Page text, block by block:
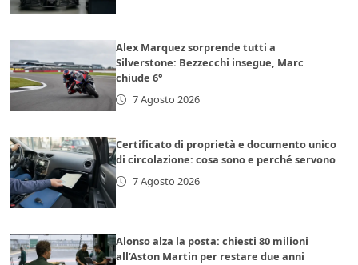
Alex Marquez sorprende tutti a
Silverstone: Bezzecchi insegue, Marc
chiude 6°
7 Agosto 2026
Certificato di proprietà e documento unico
di circolazione: cosa sono e perché servono
7 Agosto 2026
Alonso alza la posta: chiesti 80 milioni
all’Aston Martin per restare due anni